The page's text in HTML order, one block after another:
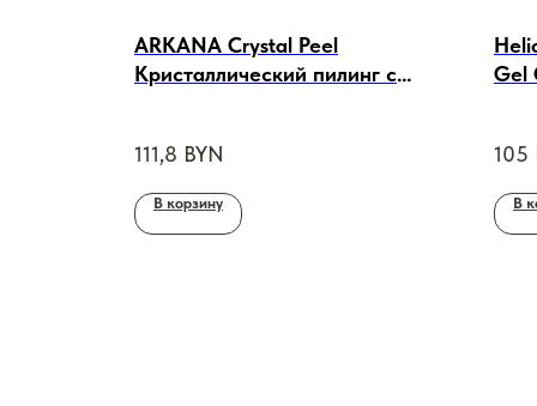
ARKANA Crystal Peel
Кристаллический пилинг с
111,8 BYN
В корзину
Gel
105
В